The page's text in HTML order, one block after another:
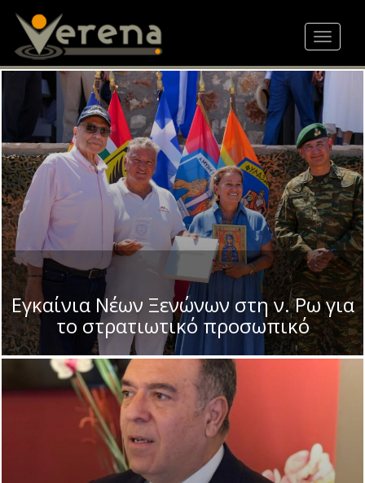
content
Toggle
Εγκαίνια Νέων Ξενώνων στη ν. Ρω για
το στρατιωτικό προσωπικό